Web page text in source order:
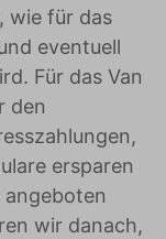
wie für das
eventuell
Für das Van
den
ersparen
wir danach,